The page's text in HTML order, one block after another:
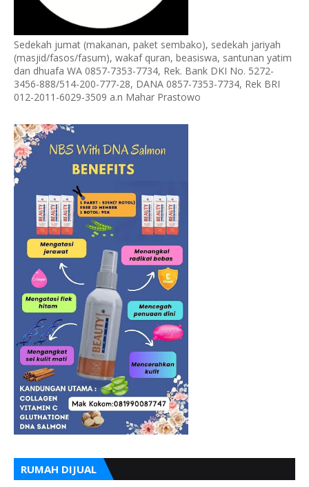
Sedekah jumat (makanan, paket sembako), sedekah jariyah
(masjid/fasos/fasum), wakaf quran, beasiswa, santunan yatim
dan dhuafa WA 0857-7353-7734, Rek. Bank DKI No. 5272-
3456-888/514-200-777-28, DANA 0857-7353-7734, Rek BRI
012-2011-6029-3509 a.n Mahar Prastowo
RUMAH DIJUAL